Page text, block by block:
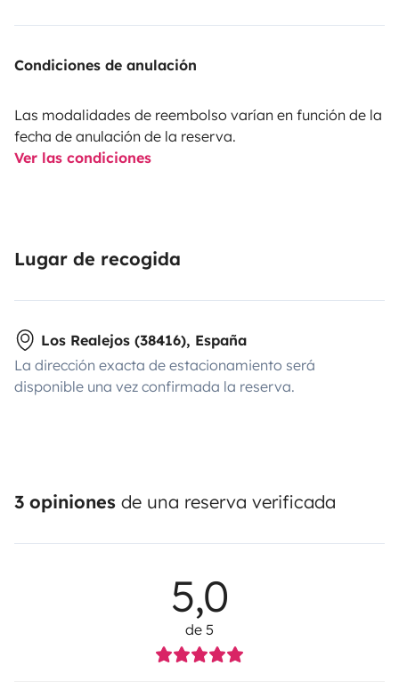
Condiciones de anulación
Las modalidades de reembolso varían en función de la
fecha de anulación de la reserva.
Ver las condiciones
Lugar de recogida
Los Realejos (38416), España
La dirección exacta de estacionamiento será
disponible una vez confirmada la reserva.
3 opiniones de una reserva verificada
5,0
de 5